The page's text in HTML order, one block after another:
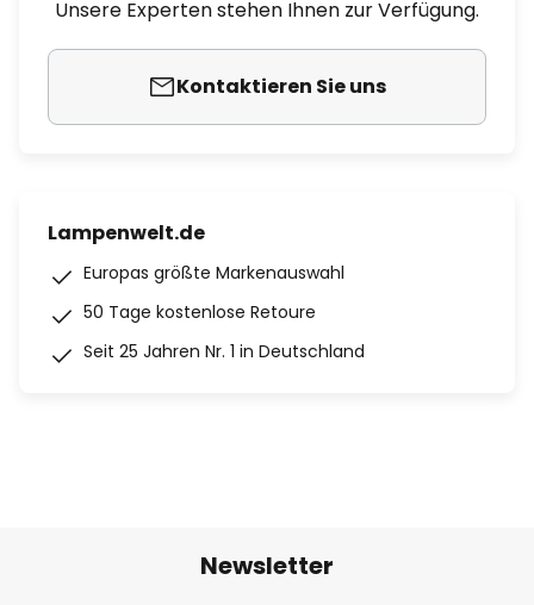
Unsere Experten stehen Ihnen zur Verfügung.
Kontaktieren Sie uns
Lampenwelt.de
Europas größte Markenauswahl
50 Tage kostenlose Retoure
Seit 25 Jahren Nr. 1 in Deutschland
Newsletter